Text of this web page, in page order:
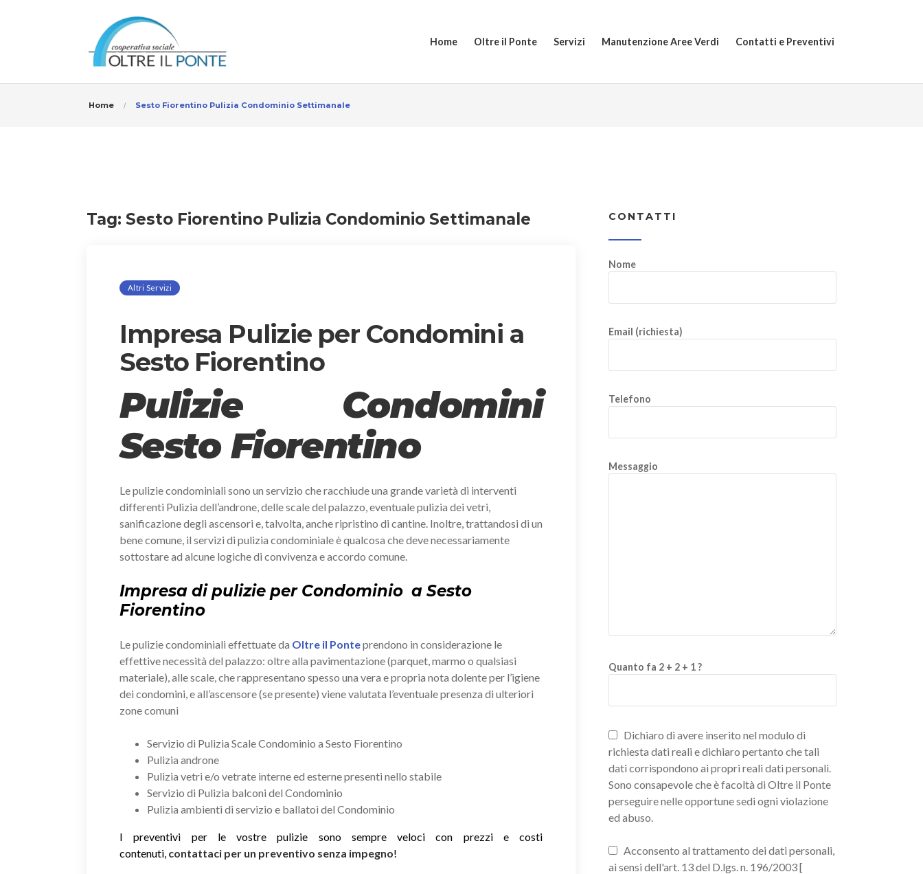
Home Oltre il Ponte Servizi Manutenzione Aree Verdi Contatti e Preventivi
Home Sesto Fiorentino Pulizia Condominio Settimanale
Tag: Sesto Fiorentino Pulizia Condominio Settimanale
Altri Servizi
Impresa Pulizie per Condomini a
Sesto Fiorentino
Pulizie Condomini
Sesto Fiorentino
Le pulizie condominiali sono un servizio che racchiude una grande varietà di interventi
differenti Pulizia dell’androne, delle scale del palazzo, eventuale pulizia dei vetri,
sanificazione degli ascensori e, talvolta, anche ripristino di cantine. Inoltre, trattandosi di un
bene comune, il servizi di pulizia condominiale è qualcosa che deve necessariamente
sottostare ad alcune logiche di convivenza e accordo comune.
Impresa di pulizie per Condominio a Sesto
Fiorentino
Le pulizie condominiali effettuate da Oltre il Ponteprendono in considerazione le
effettive necessità del palazzo: oltre alla pavimentazione (parquet, marmo o qualsiasi
materiale), alle scale, che rappresentano spesso una vera e propria nota dolente per l’igiene
dei condomini, e all’ascensore (se presente) viene valutata l’eventuale presenza di ulteriori
zone comuni
Servizio di Pulizia Scale Condominio a Sesto Fiorentino
Pulizia androne
Pulizia vetri e/o vetrate interne ed esterne presenti nello stabile
Servizio di Pulizia balconi del Condominio
Pulizia ambienti di servizio e ballatoi del Condominio
I preventivi per le vostre pulizie sono sempre veloci con prezzi e costi
contenuti, contattaci per un preventivo senza impegno!
CONTATTI
Nome
Email (richiesta)
Telefono
Messaggio
Quanto fa 2 + 2 + 1 ?
Dichiaro di avere inserito nel modulo di
richiesta dati reali e dichiaro pertanto che tali
dati corrispondono ai propri reali dati personali.
Sono consapevole che è facoltà di Oltre il Ponte
perseguire nelle opportune sedi ogni violazione
ed abuso.
Acconsento al trattamento dei dati personali,
ai sensi dell'art. 13 del D.lgs. n. 196/2003 [